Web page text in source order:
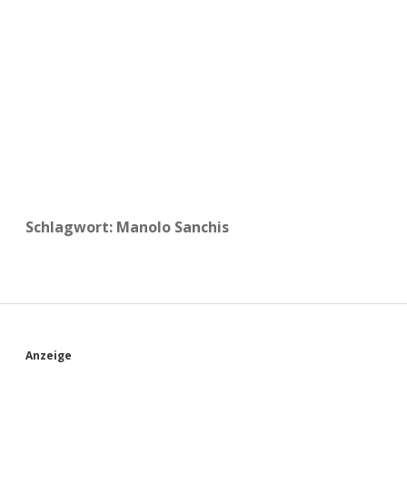
Schlagwort: Manolo Sanchis
S
Anzeige